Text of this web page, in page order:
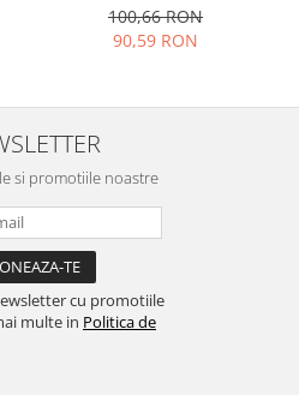
100,66 RON
90,59 RON
si promotiile noastre
cu promotiile
multe in Politica de